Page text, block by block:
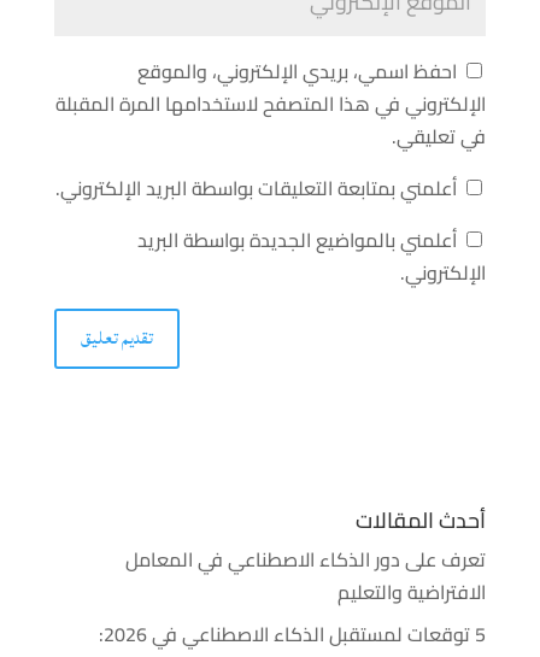
احفظ اسمي، بريدي الإلكتروني، والموقع
الإلكتروني في هذا المتصفح لاستخدامها المرة المقبلة
في تعليقي.
أعلمني بمتابعة التعليقات بواسطة البريد الإلكتروني.
أعلمني بالمواضيع الجديدة بواسطة البريد
الإلكتروني.
أحدث المقالات
تعرف على دور الذكاء الاصطناعي في المعامل
الافتراضية والتعليم
5 توقعات لمستقبل الذكاء الاصطناعي في 2026: